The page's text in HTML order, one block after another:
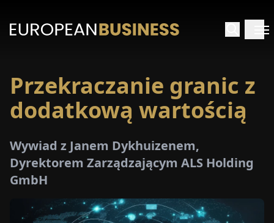
Przekraczanie granic z
dodatkową wartością
Wywiad z Janem Dykhuizenem,
Dyrektorem Zarządzającym ALS Holding
GmbH